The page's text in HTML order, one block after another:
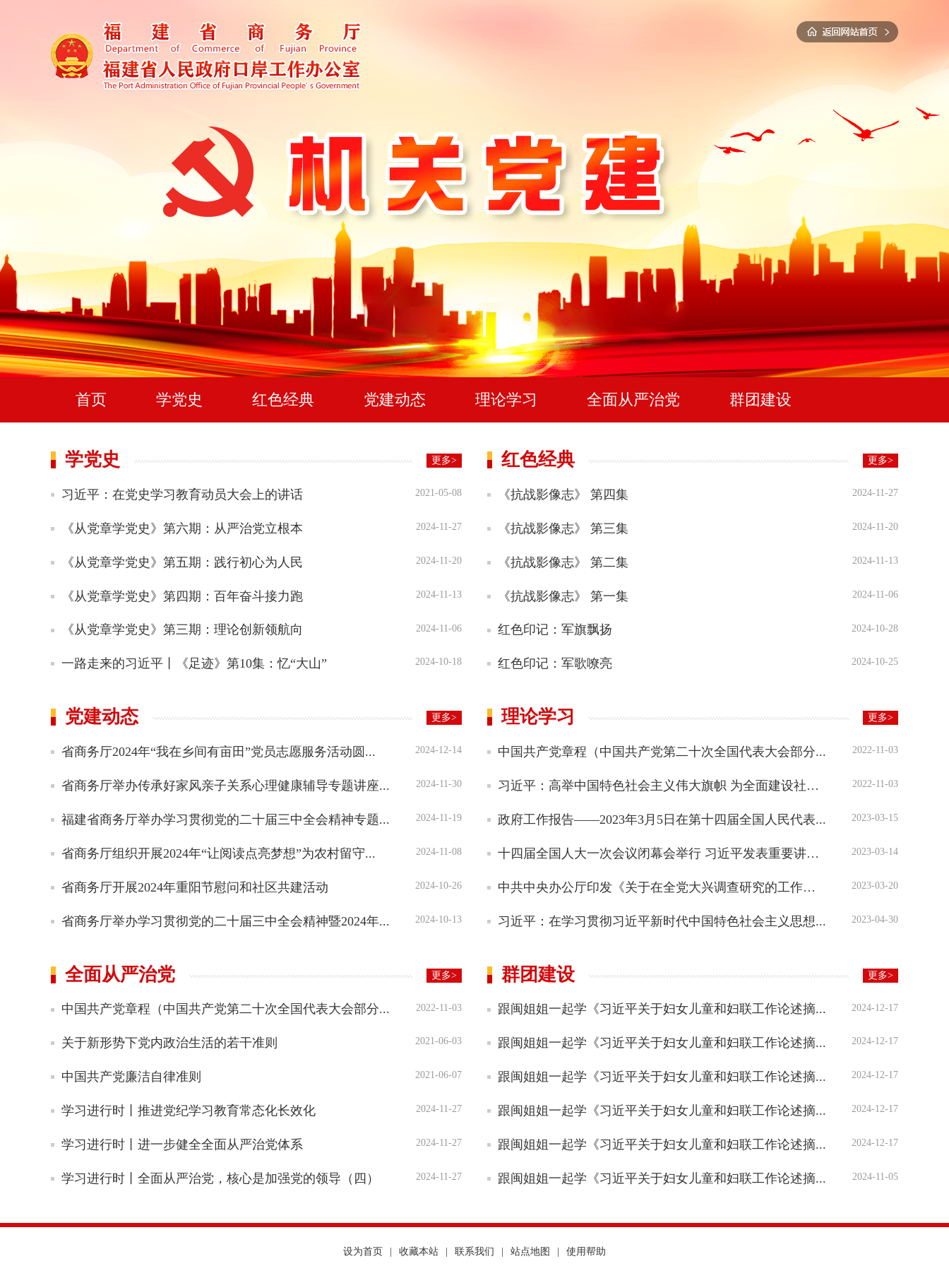
首页 学党史 红色经典 党建动态 理论学习 全面从严治党 群团建设
学党史 更多>
2021-05-08
习近平：在党史学习教育动员大会上的讲话
2024-11-27
《从党章学党史》第六期：从严治党立根本
2024-11-20
《从党章学党史》第五期：践行初心为人民
2024-11-13
《从党章学党史》第四期：百年奋斗接力跑
2024-11-06
《从党章学党史》第三期：理论创新领航向
2024-10-18
一路走来的习近平丨《足迹》第10集：忆“大山”
红色经典 更多>
2024-11-27
《抗战影像志》 第四集
2024-11-20
《抗战影像志》 第三集
2024-11-13
《抗战影像志》 第二集
2024-11-06
《抗战影像志》 第一集
2024-10-28
红色印记：军旗飘扬
2024-10-25
红色印记：军歌嘹亮
党建动态 更多>
2024-12-14
省商务厅2024年“我在乡间有亩田”党员志愿服务活动圆...
2024-11-30
省商务厅举办传承好家风亲子关系心理健康辅导专题讲座...
2024-11-19
福建省商务厅举办学习贯彻党的二十届三中全会精神专题...
2024-11-08
省商务厅组织开展2024年“让阅读点亮梦想”为农村留守...
2024-10-26
省商务厅开展2024年重阳节慰问和社区共建活动
2024-10-13
省商务厅举办学习贯彻党的二十届三中全会精神暨2024年...
理论学习 更多>
2022-11-03
中国共产党章程（中国共产党第二十次全国代表大会部分...
2022-11-03
习近平：高举中国特色社会主义伟大旗帜 为全面建设社会...
2023-03-15
政府工作报告——2023年3月5日在第十四届全国人民代表...
2023-03-14
十四届全国人大一次会议闭幕会举行 习近平发表重要讲话...
2023-03-20
中共中央办公厅印发《关于在全党大兴调查研究的工作方案》
2023-04-30
习近平：在学习贯彻习近平新时代中国特色社会主义思想...
全面从严治党 更多>
2022-11-03
中国共产党章程（中国共产党第二十次全国代表大会部分...
2021-06-03
关于新形势下党内政治生活的若干准则
2021-06-07
中国共产党廉洁自律准则
2024-11-27
学习进行时丨推进党纪学习教育常态化长效化
2024-11-27
学习进行时丨进一步健全全面从严治党体系
2024-11-27
学习进行时丨全面从严治党，核心是加强党的领导（四）
群团建设 更多>
2024-12-17
跟闽姐姐一起学《习近平关于妇女儿童和妇联工作论述摘...
2024-12-17
跟闽姐姐一起学《习近平关于妇女儿童和妇联工作论述摘...
2024-12-17
跟闽姐姐一起学《习近平关于妇女儿童和妇联工作论述摘...
2024-12-17
跟闽姐姐一起学《习近平关于妇女儿童和妇联工作论述摘...
2024-12-17
跟闽姐姐一起学《习近平关于妇女儿童和妇联工作论述摘...
2024-11-05
跟闽姐姐一起学《习近平关于妇女儿童和妇联工作论述摘...
设为首页 收藏本站 联系我们 站点地图 使用帮助